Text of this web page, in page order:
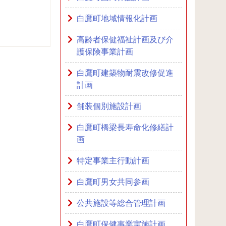
白鷹町地域情報化計画
高齢者保健福祉計画及び介
護保険事業計画
白鷹町建築物耐震改修促進
計画
舗装個別施設計画
白鷹町橋梁長寿命化修繕計
画
特定事業主行動計画
白鷹町男女共同参画
公共施設等総合管理計画
白鷹町保健事業実施計画